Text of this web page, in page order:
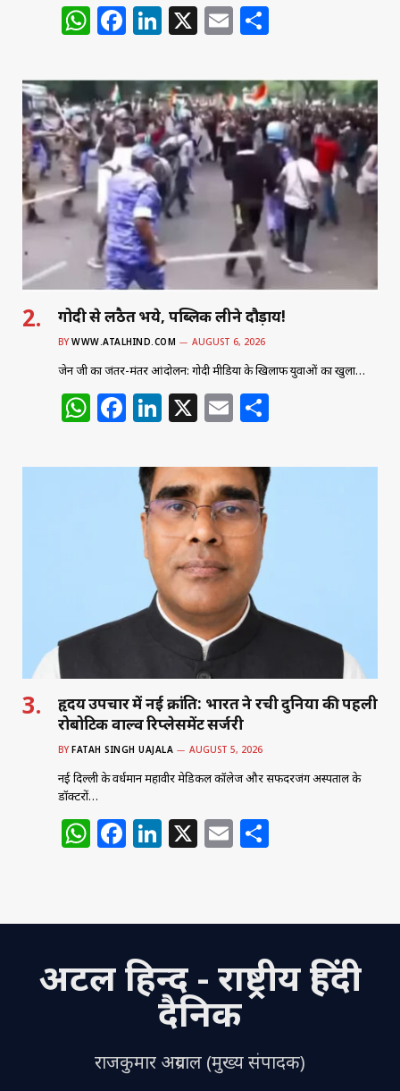
W
at
s
A
p
p
F
c
e
b
o
o
k
Li
k
e
dI
n
X E
ai
l
ar
e
गोदी से लठैत भये, पब्लिक लीने दौड़ाय!
BY WWW.ATALHIND.COM AUGUST 6, 2026
जेन जी का जंतर-मंतर आंदोलन: गोदी मीडिया के खिलाफ युवाओं का खुला…
W
at
F
c
e
b
o
k
Li
k
e
dI
n
X E
ai
l
ar
e
हृदय उपचार में नई क्रांति: भारत ने रची दुनिया की पहली
रोबोटिक वाल्व रिप्लेसमेंट सर्जरी
BY FATAH SINGH UAJALA AUGUST 5, 2026
नई दिल्ली के वर्धमान महावीर मेडिकल कॉलेज और सफदरजंग अस्पताल के
डॉक्टरों…
W
s
p
p
F
e
o
o
Li
e
n
X E
l e
अटल हिन्द - राष्ट्रीय हिंदी
दैनिक
राजकुमार अग्रवाल (मुख्य संपादक)